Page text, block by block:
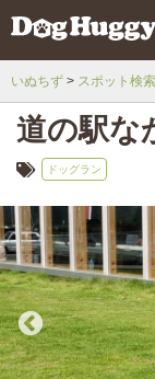
いぬちず スポット検索
道の駅な
ドッグラン